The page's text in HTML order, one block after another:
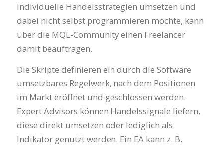
individuelle Handelsstrategien umsetzen und
dabei nicht selbst programmieren möchte, kann
über die MQL-Community einen Freelancer
damit beauftragen.
Die Skripte definieren ein durch die Software
umsetzbares Regelwerk, nach dem Positionen
im Markt eröffnet und geschlossen werden.
Expert Advisors können Handelssignale liefern,
diese direkt umsetzen oder lediglich als
Indikator genutzt werden. Ein EA kann z. B.